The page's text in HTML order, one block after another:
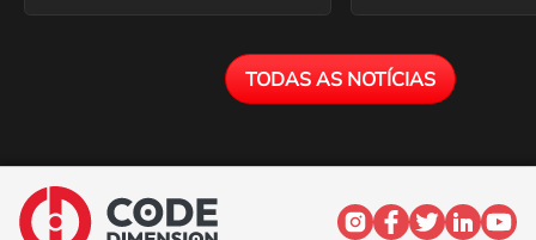
TODAS AS NOTÍCIAS